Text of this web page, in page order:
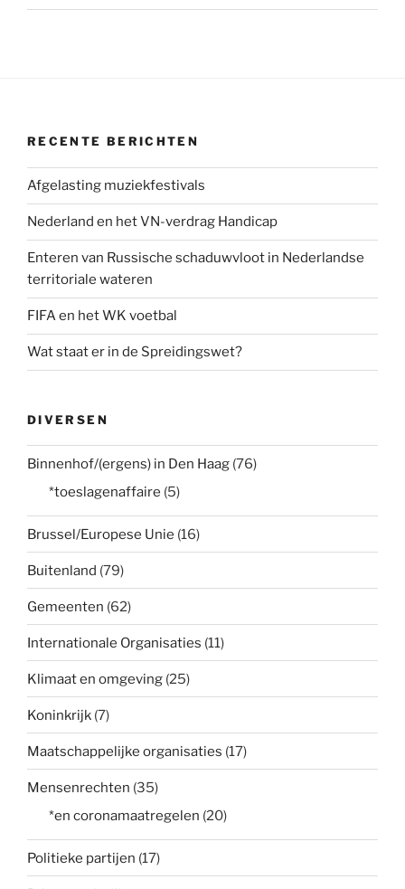
RECENTE BERICHTEN
Afgelasting muziekfestivals
Nederland en het VN-verdrag Handicap
Enteren van Russische schaduwvloot in Nederlandse
territoriale wateren
FIFA en het WK voetbal
Wat staat er in de Spreidingswet?
DIVERSEN
Binnenhof/(ergens) in Den Haag (76)
*toeslagenaffaire (5)
Brussel/Europese Unie (16)
Buitenland (79)
Gemeenten (62)
Internationale Organisaties (11)
Klimaat en omgeving (25)
Koninkrijk (7)
Maatschappelijke organisaties (17)
Mensenrechten (35)
*en coronamaatregelen (20)
Politieke partijen (17)